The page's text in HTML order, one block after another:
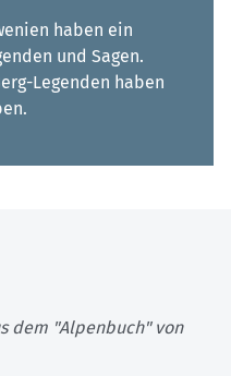
haben ein
und Sagen.
Legenden haben
dem "Alpenbuch" von